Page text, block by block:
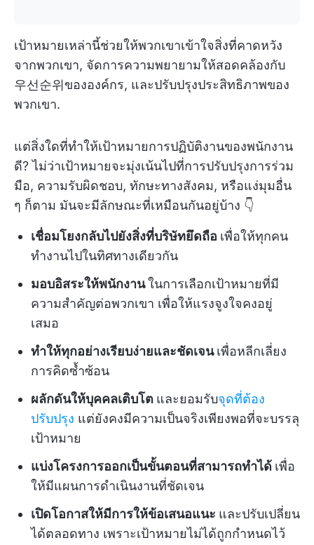
เป้าหมายเหล่านี้ช่วยให้พวกเขาเข้าใจสิ่งที่คาดหวัง
จากพวกเขา, จัดการความพยายามให้สอดคล้องกับ
우선순위ขององค์กร, และปรับปรุงประสิทธิภาพของ
พวกเขา.
แต่สิ่งใดที่ทำให้เป้าหมายการปฏิบัติงานของพนักงาน
ดี? ไม่ว่าเป้าหมายจะมุ่งเน้นไปที่การปรับปรุงการร่วม
มือ, ความรับผิดชอบ, ทักษะทางสังคม, หรือแง่มุมอื่น
ๆ ก็ตาม มันจะมีลักษณะที่เหมือนกันอยู่บ้าง 👇
เชื่อมโยงกลับไปยังสิ่งที่บริษัทยึดถือ เพื่อให้ทุกคน
ทำงานไปในทิศทางเดียวกัน
มอบอิสระให้พนักงานในการเลือกเป้าหมายที่มี
ความสำคัญต่อพวกเขา เพื่อให้แรงจูงใจคงอยู่
เสมอ
ทำให้ทุกอย่างเรียบง่ายและชัดเจนเพื่อหลีกเลี่ยง
การคิดซ้ำซ้อน
ผลักดันให้บุคคลเติบโต และยอมรับจุดที่ต้อง
ปรับปรุง แต่ยังคงมีความเป็นจริงเพียงพอที่จะบรรลุ
เป้าหมาย
แบ่งโครงการออกเป็นขั้นตอนที่สามารถทำได้ เพื่อ
ให้มีแผนการดำเนินงานที่ชัดเจน
เปิดโอกาสให้มีการให้ข้อเสนอแนะ และปรับเปลี่ยน
ได้ตลอดทาง เพราะเป้าหมายไม่ได้ถูกกำหนดไว้